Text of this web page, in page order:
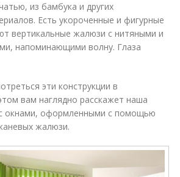
из бамбука и других
Есть укороченные и фигурные
вертикальные жалюзи с нитяными и
напоминающими волну. Глаза
эти конструкции в
вам наглядно расскажет наша
окнами, оформленными с помощью
жалюзи.